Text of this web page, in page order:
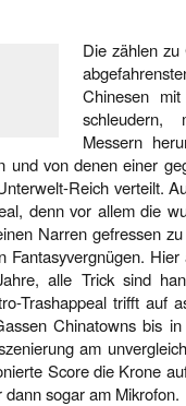
Die zählen
Chinesen
schleudern,
Messern
und von denen einer
Reich verteilt.
denn vor allem die
Narren gefressen
alle Trick sind
Trashappeal trifft auf
Chinatowns bis
am
Score die Krone
dann sogar am Mikrofon.